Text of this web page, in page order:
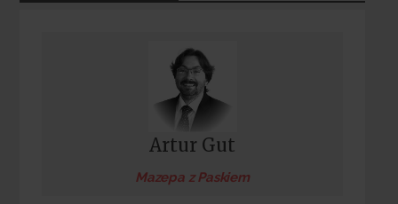
Artur Gut
Mazepa z Paskiem